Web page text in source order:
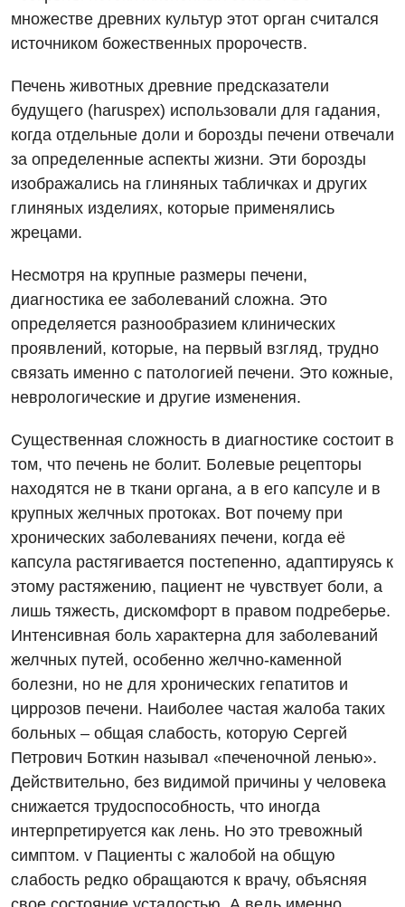
Отзывы
Маммография
Рентгенография
УЗИ
Эндоскопическое отделение
Для взрослых
Аллергология, иммунология
Андрология
Бесплатные услуги
Вакцинация
Гастроэнтерология
Дерматовенерология
Дневной стационар
Кардиохирургия
Маммология
Медицинская психология
Неврология
Нейрохирургия
Онкологическое отделение
Ортопедия и травматология
Онкологическое отделение
Отдел госпитализации
Отделение интенсивной терапии
Отделение кардиососудистой патологии и неврологии
Отделение неотложных состояний
Офтальмологическое отделение
Педиатрическое отделение
Терапевтическое отделение
Травматологическое отделение
Урологическое отделение
Хирургическое отделение
Эндоскопическое отделение
Декларирование
Лечение острого инфаркта
Национальный скрининг здоровья 40+
множестве древних культур этот орган считался
источником божественных пророчеств.
Печень животных древние предсказатели
будущего (haruspex) использовали для гадания,
когда отдельные доли и борозды печени отвечали
за определенные аспекты жизни. Эти борозды
изображались на глиняных табличках и других
глиняных изделиях, которые применялись
жрецами.
Несмотря на крупные размеры печени,
диагностика ее заболеваний сложна. Это
определяется разнообразием клинических
проявлений, которые, на первый взгляд, трудно
связать именно с патологией печени. Это кожные,
неврологические и другие изменения.
Существенная сложность в диагностике состоит в
том, что печень не болит. Болевые рецепторы
находятся не в ткани органа, а в его капсуле и в
крупных желчных протоках. Вот почему при
хронических заболеваниях печени, когда её
капсула растягивается постепенно, адаптируясь к
этому растяжению, пациент не чувствует боли, а
лишь тяжесть, дискомфорт в правом подреберье.
Интенсивная боль характерна для заболеваний
желчных путей, особенно желчно-каменной
болезни, но не для хронических гепатитов и
циррозов печени. Наиболее частая жалоба таких
больных – общая слабость, которую Сергей
Петрович Боткин называл «печеночной ленью».
Действительно, без видимой причины у человека
снижается трудоспособность, что иногда
интерпретируется как лень. Но это тревожный
симптом. v Пациенты с жалобой на общую
слабость редко обращаются к врачу, объясняя